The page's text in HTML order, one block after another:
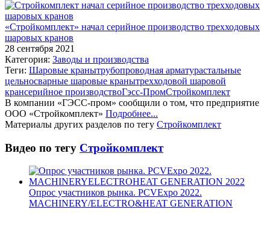
«Стройкомплект» начал серийное производство трехходовых
шаровых кранов
28 сентября 2021
Категория: Заводы и производства
Теги: Шаровые кранытрубопроводная арматурастальные
цельносварные шаровые кранытрехходовой шаровой
крансерийное производствоГэсс-ПромСтройкомплект
В компании «ГЭСС-пром» сообщили о том, что предприятие
ООО «Стройкомплект» Подробнее...
Материалы других разделов по тегу Стройкомплект
Видео по тегу Стройкомплект
Опрос участников рынка. PCVExpo 2022.
MACHINERY/ELECTRO&HEAT GENERATION